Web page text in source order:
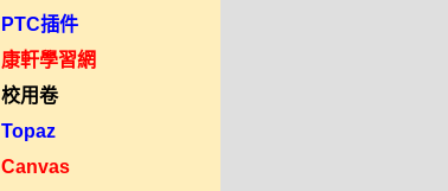
PTC插件
康軒學習網
校用卷
Topaz
Canvas